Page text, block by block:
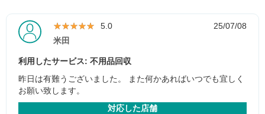
★★★★★
★★★★★ 5.0
25/07/08
米田
利用したサービス: 不用品回収
昨日は有難うございました。 また何かあればいつでも宜しく
お願い致します。
対応した店舗